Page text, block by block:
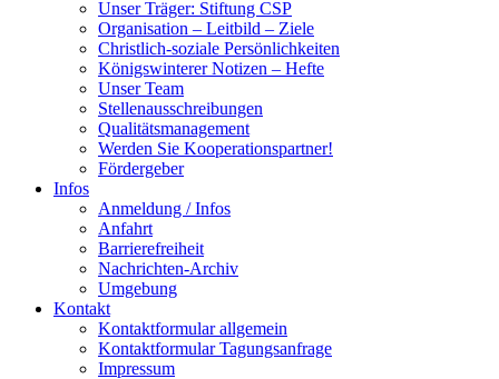
Unser Träger: Stiftung CSP
Organisation – Leitbild – Ziele
Christlich-soziale Persönlichkeiten
Königswinterer Notizen – Hefte
Unser Team
Stellenausschreibungen
Qualitätsmanagement
Werden Sie Kooperationspartner!
Fördergeber
Infos
Anmeldung / Infos
Anfahrt
Barrierefreiheit
Nachrichten-Archiv
Umgebung
Kontakt
Kontaktformular allgemein
Kontaktformular Tagungsanfrage
Impressum